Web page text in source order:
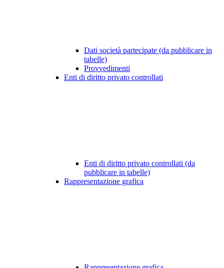
Dati società partecipate (da pubblicare in
tabelle)
Provvedimenti
Enti di diritto privato controllati
Enti di diritto privato controllati (da
pubblicare in tabelle)
Rappresentazione grafica